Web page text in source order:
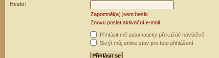
Heslo:
Zapomněl(a) jsem heslo
Znovu poslat aktivační e-mail
Přihlásit mě automaticky při každé návštěvě
Skrýt můj online stav pro toto přihlášení